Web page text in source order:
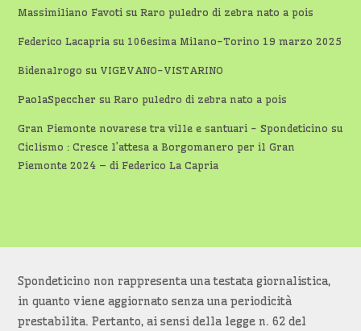
Massimiliano Favoti suRaro puledro di zebra nato a pois
Federico Lacapria su 106esima Milano-Torino 19 marzo 2025
Bidenalrogo su VIGEVANO-VISTARINO
PaolaSpeccher suRaro puledro di zebra nato a pois
Gran Piemonte novarese tra ville e santuari - Spondeticino su
Ciclismo : Cresce l’attesa a Borgomanero per il Gran
Piemonte 2024 – di Federico La Capria
Spondeticino non rappresenta una testata giornalistica,
in quanto viene aggiornato senza una periodicità
prestabilita. Pertanto, ai sensi della legge n. 62 del